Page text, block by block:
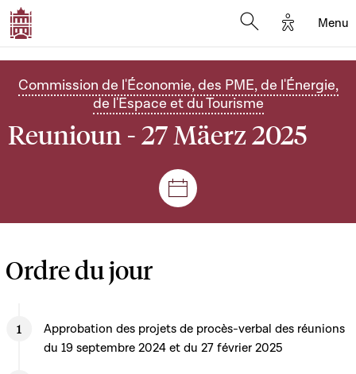
Options
Menu
Commission de l'Économie, des PME, de l'Énergie,
de l'Espace et du Tourisme
Reunioun - 27 Mäerz 2025
Sëtzungen a Reuniounen
Ordre du jour
Approbation des projets de procès-verbal des réunions
du 19 septembre 2024 et du 27 février 2025